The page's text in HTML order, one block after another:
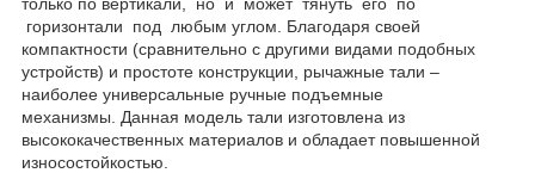
горизонтали под любым углом. Благодаря своей
компактности (сравнительно с другими видами подобных
устройств) и простоте конструкции, рычажные тали –
наиболее универсальные ручные подъемные
механизмы. Данная модель тали изготовлена из
высококачественных материалов и обладает повышенной
износостойкостью.